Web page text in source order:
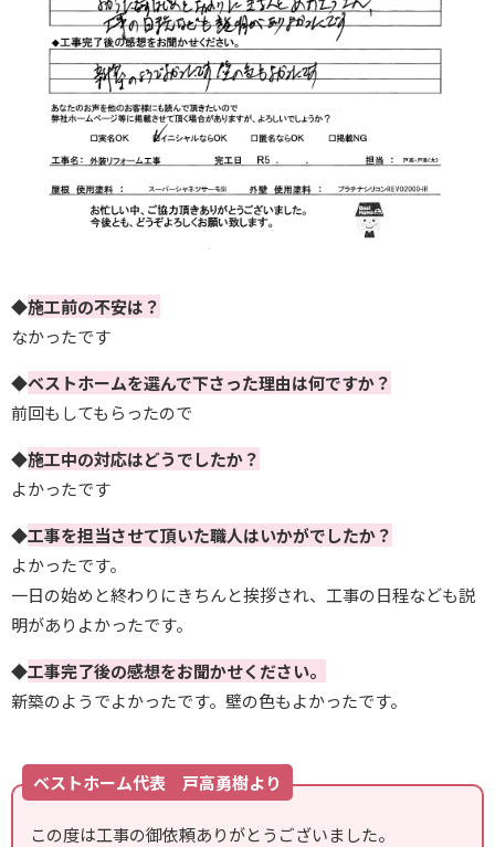
◆施工前の不安は？
なかったです
◆ベストホームを選んで下さった理由は何ですか？
前回もしてもらったので
◆施工中の対応はどうでしたか？
よかったです
◆工事を担当させて頂いた職人はいかがでしたか？
よかったです。
一日の始めと終わりにきちんと挨拶され、工事の日程なども説
明がありよかったです。
◆工事完了後の感想をお聞かせください。
新築のようでよかったです。壁の色もよかったです。
ベストホーム代表 戸高勇樹より
この度は工事の御依頼ありがとうございました。